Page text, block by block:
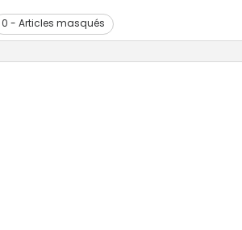
0 - Articles masqués